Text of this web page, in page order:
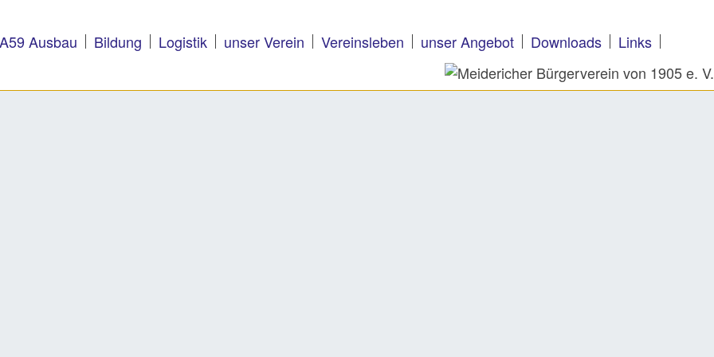
A59 Ausbau Bildung Logistik unser Verein Vereinsleben unser Angebot Downloads Links